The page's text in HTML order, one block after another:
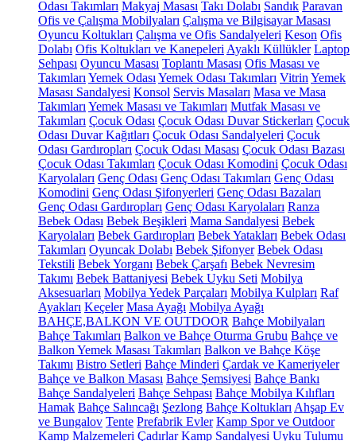
Odası Takımları Makyaj Masası Takı Dolabı Sandık Paravan
Ofis ve Çalışma Mobilyaları Çalışma ve Bilgisayar Masası
Oyuncu Koltukları Çalışma ve Ofis Sandalyeleri Keson Ofis
Dolabı Ofis Koltukları ve Kanepeleri Ayaklı Küllükler Laptop
Sehpası Oyuncu Masası Toplantı Masası Ofis Masası ve
Takımları Yemek Odası Yemek Odası Takımları Vitrin Yemek
Masası Sandalyesi Konsol Servis Masaları Masa ve Masa
Takımları Yemek Masası ve Takımları Mutfak Masası ve
Takımları Çocuk Odası Çocuk Odası Duvar Stickerları Çocuk
Odası Duvar Kağıtları Çocuk Odası Sandalyeleri Çocuk
Odası Gardıropları Çocuk Odası Masası Çocuk Odası Bazası
Çocuk Odası Takımları Çocuk Odası Komodini Çocuk Odası
Karyolaları Genç Odası Genç Odası Takımları Genç Odası
Komodini Genç Odası Şifonyerleri Genç Odası Bazaları
Genç Odası Gardıropları Genç Odası Karyolaları Ranza
Bebek Odası Bebek Beşikleri Mama Sandalyesi Bebek
Karyolaları Bebek Gardıropları Bebek Yatakları Bebek Odası
Takımları Oyuncak Dolabı Bebek Şifonyer Bebek Odası
Tekstili Bebek Yorganı Bebek Çarşafı Bebek Nevresim
Takımı Bebek Battaniyesi Bebek Uyku Seti Mobilya
Aksesuarları Mobilya Yedek Parçaları Mobilya Kulpları Raf
Ayakları Keçeler Masa Ayağı Mobilya Ayağı
BAHÇE,BALKON VE OUTDOOR Bahçe Mobilyaları
Bahçe Takımları Balkon ve Bahçe Oturma Grubu Bahçe ve
Balkon Yemek Masası Takımları Balkon ve Bahçe Köşe
Takımı Bistro Setleri Bahçe Minderi Çardak ve Kameriyeler
Bahçe ve Balkon Masası Bahçe Şemsiyesi Bahçe Bankı
Bahçe Sandalyeleri Bahçe Sehpası Bahçe Mobilya Kılıfları
Hamak Bahçe Salıncağı Şezlong Bahçe Koltukları Ahşap Ev
ve Bungalov Tente Prefabrik Evler Kamp Spor ve Outdoor
Kamp Malzemeleri Çadırlar Kamp Sandalyesi Uyku Tulumu